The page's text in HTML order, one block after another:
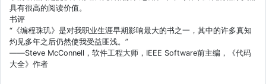
具有很高的阅读价值。
书评
“《编程珠玑》是对我职业生涯早期影响最大的书之一，其中的许多真知
灼见多年之后仍然使我受益匪浅。”
——Steve McConnell，软件工程大师，IEEE Software前主编，《代码
大全》作者